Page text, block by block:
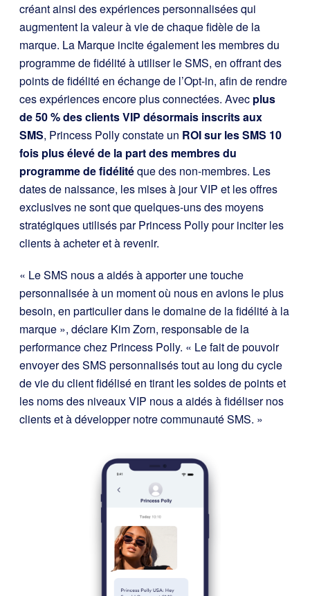
créant ainsi des expériences personnalisées qui
augmentent la valeur à vie de chaque fidèle de la
marque. La Marque incite également les membres du
programme de fidélité à utiliser le SMS, en offrant des
points de fidélité en échange de l’Opt-in, afin de rendre
ces expériences encore plus connectées. Avec plus
de 50 % des clients VIP désormais inscrits aux
SMS, Princess Polly constate un ROI sur les SMS 10
fois plus élevé de la part des membres du
programme de fidélitéque des non-membres. Les
dates de naissance, les mises à jour VIP et les offres
exclusives ne sont que quelques-uns des moyens
stratégiques utilisés par Princess Polly pour inciter les
clients à acheter et à revenir.
« Le SMS nous a aidés à apporter une touche
personnalisée à un moment où nous en avions le plus
besoin, en particulier dans le domaine de la fidélité à la
marque », déclare Kim Zorn, responsable de la
performance chez Princess Polly. « Le fait de pouvoir
envoyer des SMS personnalisés tout au long du cycle
de vie du client fidélisé en tirant les soldes de points et
les noms des niveaux VIP nous a aidés à fidéliser nos
clients et à développer notre communauté SMS. »